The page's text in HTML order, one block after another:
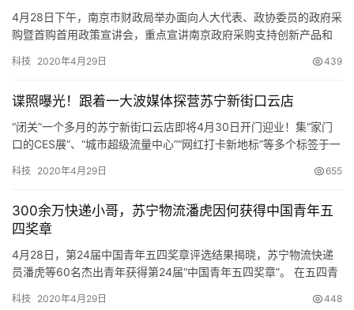
4月28日下午，南京市财政局举办面向人大代表、政协委员的政府采
购暨首购首用政策宣讲会，重点宣讲南京政府采购支持创新产品和
持续执行风险补偿、保险补…
科技 2020年4月29日 439
谍照曝光！跟着一大波媒体探营苏宁新街口云店
“闭关”一个多月的苏宁新街口云店即将4月30日开门迎业！集“家门
口的CES展”、“城市超级流量中心”“网红打卡新地标”等多个标签于一
一大波实景谍照高清大图…
科技 2020年4月29日 655
300余万快递小哥，苏宁物流潘虎因何获得中国青年五
四奖章
4月28日，第24届中国青年五四奖章评选结果揭晓，苏宁物流快递
员潘虎等60名杰出青年获得第24届“中国青年五四奖章”。 在五四青
四奖章”，表彰青年中的优…
科技 2020年4月29日 448